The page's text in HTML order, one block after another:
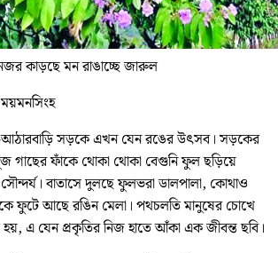
কাড়ছে মন রাঙাচ্ছে জারুল
আঠারবাড়ি সড়কে এখন যেন রঙের উৎসব। সড়কের
গাছের ফাঁকে থোকা থোকা বেগুনি ফুল ছড়িয়ে
বাতাসে দুলছে ফুলভরা ডালপালা, কোথাও
ফুটে আছে রঙিন মেলা। পথচলতি মানুষের চোখে
এ যেন প্রকৃতির নিজ হাতে আঁকা এক জীবন্ত ছবি।